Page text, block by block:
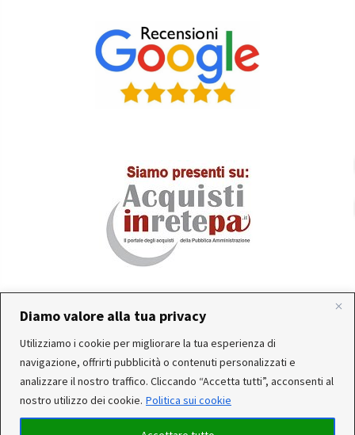
Diamo valore alla tua privacy
Utilizziamo i cookie per migliorare la tua esperienza di
navigazione, offrirti pubblicità o contenuti personalizzati e
analizzare il nostro traffico. Cliccando “Accetta tutti”, acconsenti al
nostro utilizzo dei cookie. Politica sui cookie
In occasione delle FERIE ESTIVE, alcune aziende
produttrici e corrieri potrebbero sospendere o rallentare
temporaneamente le attività. Per questo motivo, gli
ordini di alcuni reparti (Utensileria - Ferramenta - arredo)
ricevuti, potrebbero essere CONSEGNATI DOPO IL 25-08-
Servizio clienti attivo: Da Lunedì a Venerdì dalle 10:30 alle
12:30 e dalle 15:30 alle 17:30